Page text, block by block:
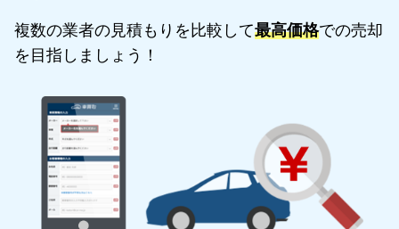
複数の業者の見積もりを比較して最高価格での売却
を目指しましょう！